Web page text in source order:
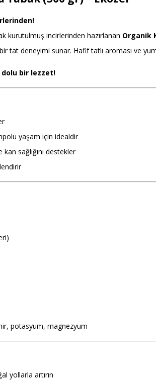
kurutulmuş incirlerinden hazırlanan Organik
tat deneyimi sunar. Hafif tatlı aroması ve
dolu bir lezzet!
yaşam için idealdir
sağlığını destekler
potasyum, magnezyum
yollarla artırın